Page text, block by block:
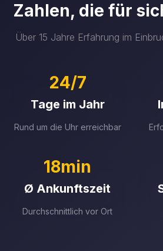
Zahlen, die für
Über 15 Jahre Erfahrung im
24/7
Tage im Jahr
Rund um die Uhr erreichbar
18min
Ø Ankunftszeit
Durchschnittlich vor Ort